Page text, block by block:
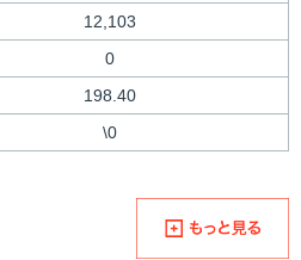
12,103
0
198.40
\0